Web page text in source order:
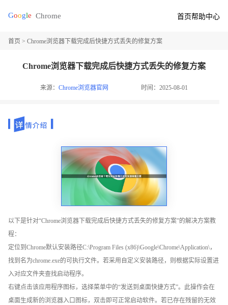
首页帮助中心
首页 > Chrome浏览器下载完成后快捷方式丢失的修复方案
Chrome浏览器下载完成后快捷方式丢失的修复方案
来源：Chrome浏览器官网 时间：2025-08-01
以下是针对“Chrome浏览器下载完成后快捷方式丢失的修复方案”的解决方案教
程：
定位到Chrome默认安装路径C:\Program Files (x86)\Google\Chrome\Application\，
找到名为chrome.exe的可执行文件。若采用自定义安装路径，则根据实际设置进
入对应文件夹查找启动程序。
右键点击该应用程序图标，选择菜单中的“发送到桌面快捷方式”。此操作会在
桌面生成新的浏览器入口图标，双击即可正常启动软件。若已存在残留的无效